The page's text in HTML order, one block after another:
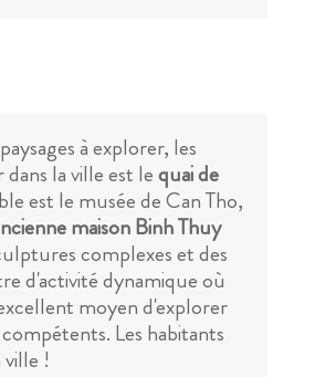
à explorer, les
la ville est lequai de
est le musée de Can Tho,
maison Binh Thuy
complexes et des
d'activité dynamique où
moyen d'explorer
Les habitants
!